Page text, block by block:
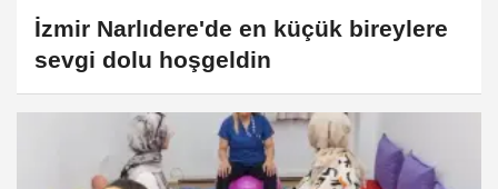
İzmir Narlıdere'de en küçük bireylere
sevgi dolu hoşgeldin